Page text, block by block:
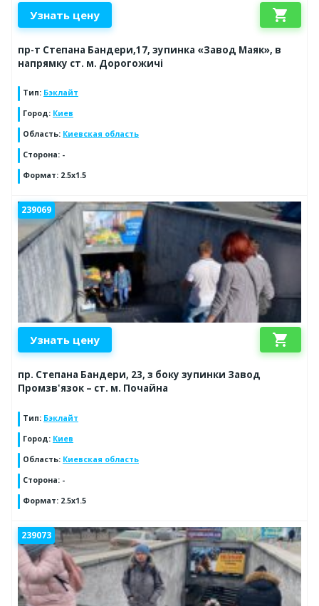
Узнать цену shopping_cart
пр-т Степана Бандери,17, зупинка «Завод Маяк», в
напрямку ст. м. Дорогожичі
Тип: Бэклайт
Город: Киев
Область: Киевская область
Сторона: -
Формат: 2.5x1.5
239069
Узнать цену shopping_cart
пр. Степана Бандери, 23, з боку зупинки Завод
Промзв'язок – ст. м. Почайна
Тип: Бэклайт
Город: Киев
Область: Киевская область
Сторона: -
Формат: 2.5x1.5
239073